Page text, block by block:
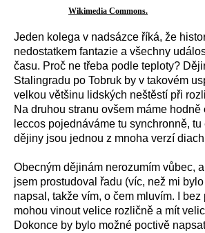
Wikimedia Commons.
Jeden kolega v nadsázce říká, že
nedostatkem fantazie a všechny
času. Proč ne třeba podle teploty?
Stalingradu po Tobruk by v takovém
velkou většinu lidských neštěstí při
Na druhou stranu ovšem máme hodně
leccos pojednáváme tu synchronně, tu
dějiny jsou jednou z mnoha verzí
Obecným dějinám nerozumím vůbec,
jsem prostudoval řadu (víc, než mi
napsal, takže vím, o čem mluvím. I bez
mohou vinout velice rozličně a mít
Dokonce by bylo možné poctivě